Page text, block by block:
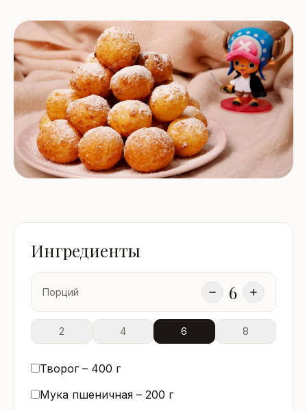
Ингредиенты
Порций 6
2 4 6 8
Творог – 400 г
Мука пшеничная – 200 г